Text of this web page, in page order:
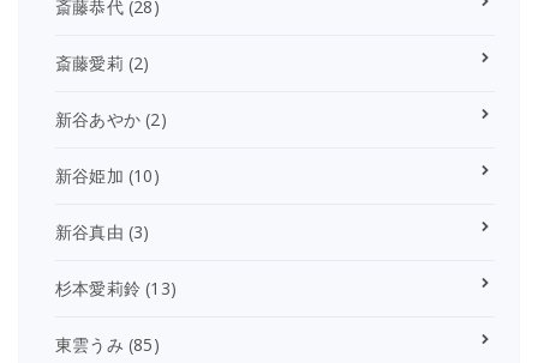
斎藤恭代(28)
斎藤愛莉 (2)
新谷あやか (2)
新谷姫加 (10)
新谷真由 (3)
杉本愛莉鈴 (13)
東雲うみ (85)